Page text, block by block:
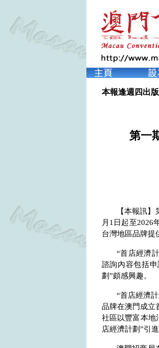
本報逢週四出
第一
【本報訊
月 1 日起至2026
台灣地區品牌提
“首店經濟
諮詢內容包括
劃”頗感興趣。
“首店經濟
品牌在澳門成立
社區以豐富本地
店經濟計劃”引